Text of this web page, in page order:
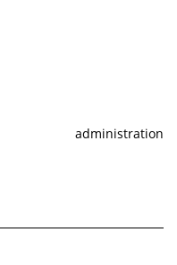
administration